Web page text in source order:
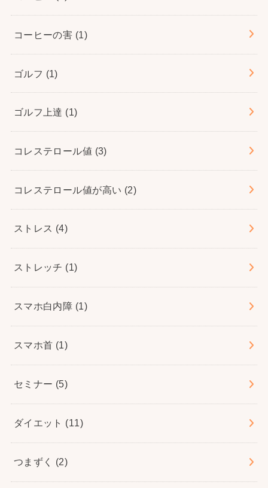
コーヒーの害 (1)
ゴルフ (1)
ゴルフ上達 (1)
コレステロール値 (3)
コレステロール値が高い (2)
ストレス (4)
ストレッチ (1)
スマホ白内障 (1)
スマホ首 (1)
セミナー (5)
ダイエット (11)
つまずく (2)